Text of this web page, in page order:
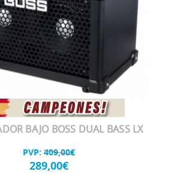
BAJO BOSS DUAL BASS LX
PVP: 409,00€
289,00€